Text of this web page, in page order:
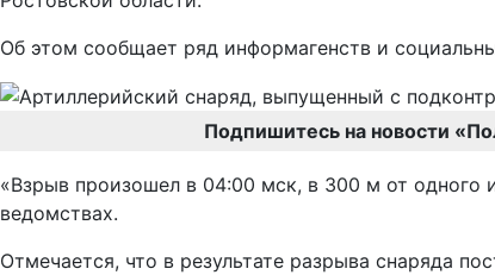
Об этом сообщает ряд информагенств и
Подпишитесь на новости
«Взрыв произошел в 04:00 мск, в 300 м от одного
ведомствах.
Отмечается, что в результате разрыва снаряда